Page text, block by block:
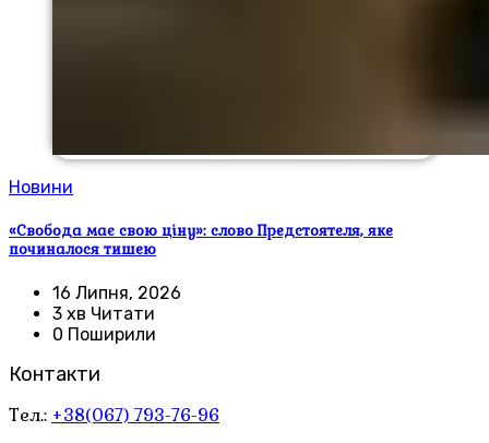
Новини
«Свобода має свою ціну»: слово Предстоятеля, яке
починалося тишею
16 Липня, 2026
3 хв Читати
0 Поширили
Контакти
Тел.: +38(067) 793-76-96